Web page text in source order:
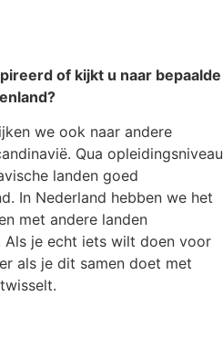
of kijkt u naar bepaalde
we ook naar andere
Qua opleidingsniveau
landen goed
In Nederland hebben we het
met andere landen
je echt iets wilt doen voor
als je dit samen doet met